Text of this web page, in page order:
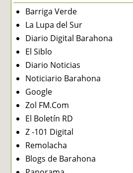
Barriga Verde
La Lupa del Sur
Diario Digital Barahona
El Siblo
Diario Noticias
Noticiario Barahona
Google
Zol FM.Com
El Boletín RD
Z -101 Digital
Remolacha
Blogs de Barahona